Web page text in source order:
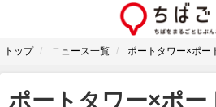
トップ ニュース一覧 ポートタワー×ポー
ポートタワー×ポ